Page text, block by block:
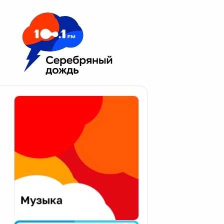
Москва 100.1 FM
Апатиты
Екатеринбург
Калининград
Калуга